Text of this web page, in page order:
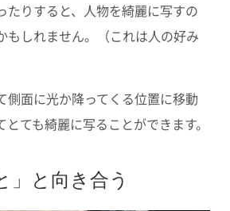
たりすると、人物を綺麗に写すの
もしれません。（これは人の好み
側面に光か降ってくる位置に移動
ても綺麗に写ることができます。
」と向き合う